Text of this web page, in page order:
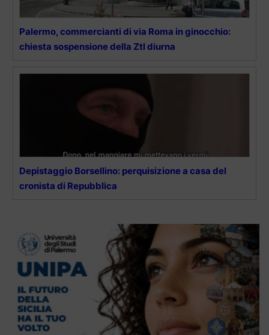
Palermo, commercianti di via Roma in ginocchio:
chiesta sospensione della Ztl diurna
Depistaggio Borsellino: perquisizione a casa del
cronista di Repubblica